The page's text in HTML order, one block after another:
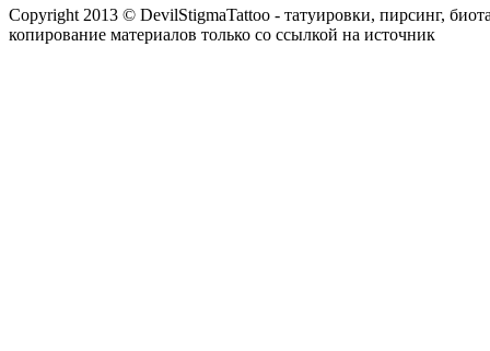
Copyright 2013 © DevilStigmaTattoo - татуировки, пирсинг,
копирование материалов только со ссылкой на источник